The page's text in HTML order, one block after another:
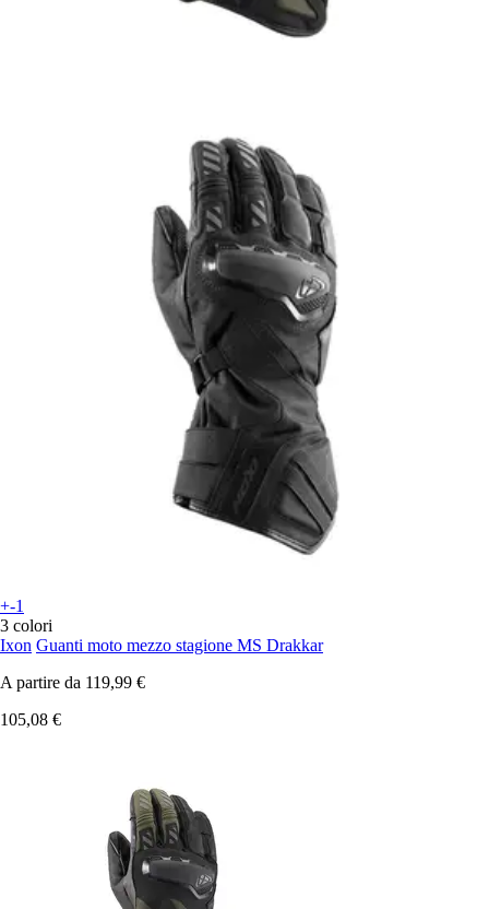
+-1
3 colori
Ixon Guanti moto mezzo stagione MS Drakkar
A partire da 119,99 €
105,08 €